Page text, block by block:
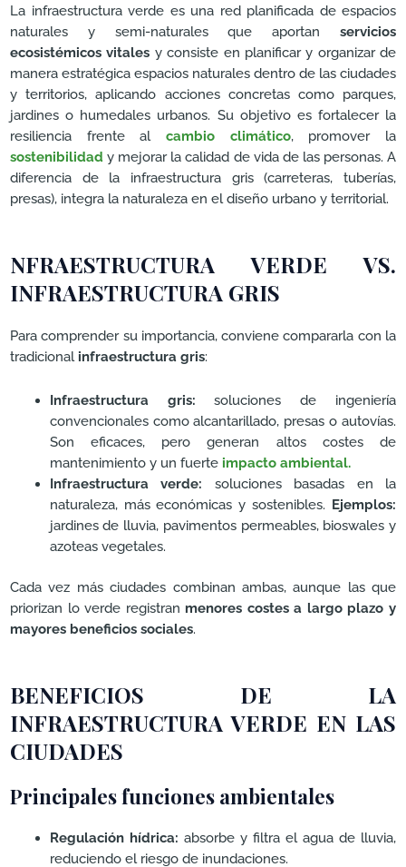
La infraestructura verde es una red planificada de espacios
naturales y semi-naturales que aportan servicios
ecosistémicos vitales y consiste en planificar y organizar de
manera estratégica espacios naturales dentro de las ciudades
y territorios, aplicando acciones concretas como parques,
jardines o humedales urbanos. Su objetivo es fortalecer la
resiliencia frente al cambio climático, promover la
sostenibilidady mejorar la calidad de vida de las personas. A
diferencia de la infraestructura gris (carreteras, tuberías,
presas), integra la naturaleza en el diseño urbano y territorial.
NFRAESTRUCTURA VERDE VS.
INFRAESTRUCTURA GRIS
Para comprender su importancia, conviene compararla con la
tradicional infraestructura gris:
Infraestructura gris: soluciones de ingeniería
convencionales como alcantarillado, presas o autovías.
Son eficaces, pero generan altos costes de
mantenimiento y un fuerteimpacto ambiental.
Infraestructura verde: soluciones basadas en la
naturaleza, más económicas y sostenibles. Ejemplos:
jardines de lluvia, pavimentos permeables, bioswales y
azoteas vegetales.
Cada vez más ciudades combinan ambas, aunque las que
priorizan lo verde registran menores costes a largo plazo y
mayores beneficios sociales.
BENEFICIOS DE LA
INFRAESTRUCTURA VERDE EN LAS
CIUDADES
Principales funciones ambientales
Regulación hídrica: absorbe y filtra el agua de lluvia,
reduciendo el riesgo de inundaciones.